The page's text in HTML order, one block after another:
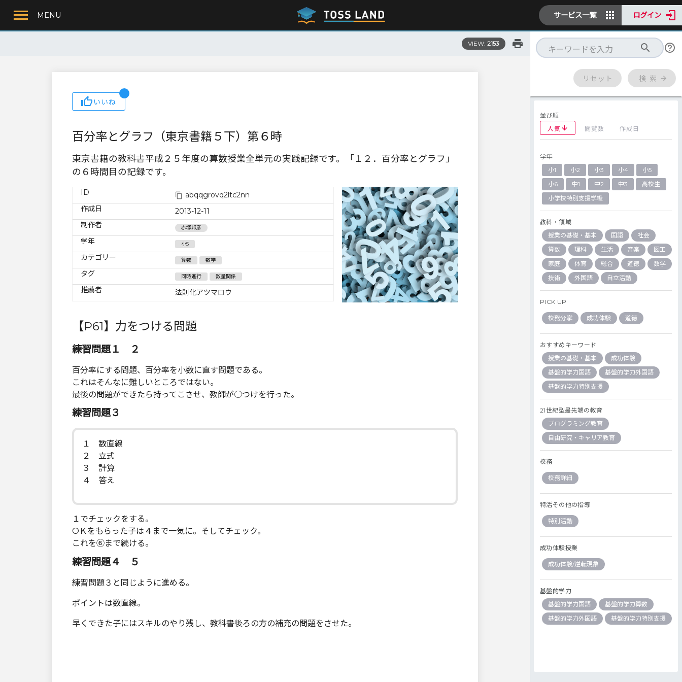
MENU サービス一覧 ログイン
VIEW: 2153
いいね
百分率とグラフ（東京書籍５下）第６時
東京書籍の教科書平成２５年度の算数授業全単元の実践記録です。「１２．百分率とグラフ」
の６時間目の記録です。
ID
abqqgrovq2ltc2nn
作成日
2013-12-11
制作者
赤塚邦彦
学年 小5
カテゴリー 算数 数学
タグ 同時進行 数量関係
推薦者 法則化アツマロウ
【P61】力をつける問題
練習問題１ ２
百分率にする問題、百分率を小数に直す問題である。
これはそんなに難しいところではない。
最後の問題ができたら持ってこさせ、教師が○つけを行った。
練習問題３
１ 数直線
２ 立式
３ 計算
４ 答え
１でチェックをする。
OＫをもらった子は４まで一気に。そしてチェック。
これを⑥まで続ける。
練習問題４ ５
練習問題３と同じように進める。
ポイントは数直線。
早くできた子にはスキルのやり残し、教科書後ろの方の補充の問題をさせた。
リセット 検 索
並び順
人気
閲覧数 作成日
学年
小1
小2 小3 小4
小5
小6
中1 中2 中3
高校生
小学校特別支援学級
教科・領域
授業の基礎・基本
国語
社会
算数
理科 生活 音楽
図工
家庭
体育 総合 道徳
数学
技術
外国語 自立活動
PICK UP
校務分掌 成功体験 道徳
おすすめキーワード
授業の基礎・基本
成功体験
基盤的学力国語
基盤的学力外国語
基盤的学力特別支援
21世紀型最先端の教育
プログラミング教育
自由研究・キャリア教育
校務
校務詳細
特活その他の指導
特別活動
成功体験授業
成功体験/逆転現象
基盤的学力
基盤的学力国語
基盤的学力算数
基盤的学力外国語
基盤的学力特別支援